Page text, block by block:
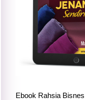
Ebook Rahsia